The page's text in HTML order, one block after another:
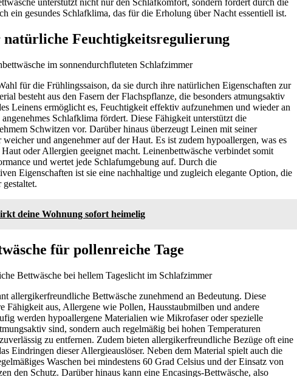
unterstützt nicht nur den Schlafkomfort, sondern fördert durch die
ein gesundes Schlafklima, das für die Erholung über Nacht essentiell ist.
natürliche Feuchtigkeitsregulierung
für die Frühlingssaison, da sie durch ihre natürlichen Eigenschaften zur
besteht aus den Fasern der Flachspflanze, die besonders atmungsaktiv
Leinens ermöglicht es, Feuchtigkeit effektiv aufzunehmen und wieder an
Schlafklima fördert. Diese Fähigkeit unterstützt die
Schwitzen vor. Darüber hinaus überzeugt Leinen mit seiner
und angenehmer auf der Haut. Es ist zudem hypoallergen, was es
oder Allergien geeignet macht. Leinenbettwäsche verbindet somit
und wertet jede Schlafumgebung auf. Durch die
Eigenschaften ist sie eine nachhaltige und zugleich elegante Option, die
deine Wohnung sofort heimelig
für pollenreiche Tage
allergikerfreundliche Bettwäsche zunehmend an Bedeutung. Diese
Fähigkeit aus, Allergene wie Pollen, Hausstaubmilben und andere
werden hypoallergene Materialien wie Mikrofaser oder spezielle
sind, sondern auch regelmäßig bei hohen Temperaturen
zu entfernen. Zudem bieten allergikerfreundliche Bezüge oft eine
Eindringen dieser Allergieauslöser. Neben dem Material spielt auch die
Waschen bei mindestens 60 Grad Celsius und der Einsatz von
den Schutz. Darüber hinaus kann eine Encasings-Bettwäsche, also